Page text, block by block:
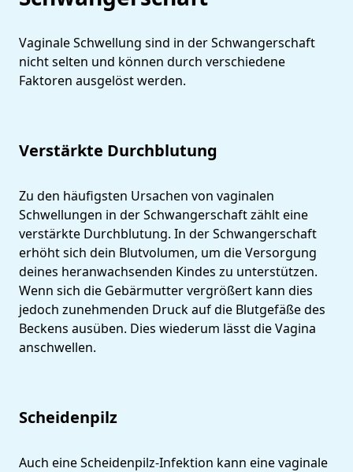
Vaginale Schwellung sind in der Schwangerschaft
nicht selten und können durch verschiedene
Faktoren ausgelöst werden.
Verstärkte Durchblutung
Zu den häufigsten Ursachen von vaginalen
Schwellungen in der Schwangerschaft zählt eine
verstärkte Durchblutung. In der Schwangerschaft
erhöht sich dein Blutvolumen, um die Versorgung
deines heranwachsenden Kindes zu unterstützen.
Wenn sich die Gebärmutter vergrößert kann dies
jedoch zunehmenden Druck auf die Blutgefäße des
Beckens ausüben. Dies wiederum lässt die Vagina
anschwellen.
Scheidenpilz
Auch eine Scheidenpilz-Infektion kann eine vaginale